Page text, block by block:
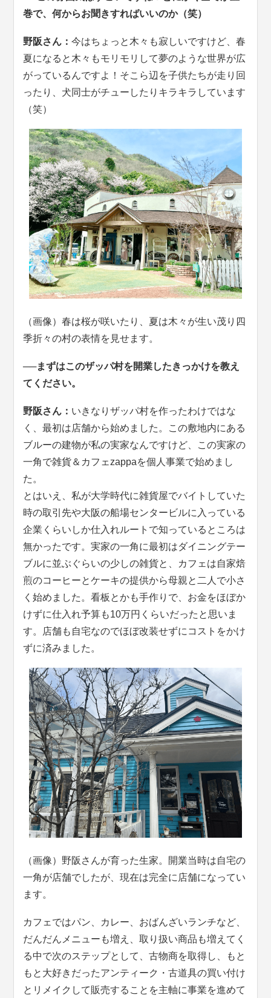
巻で、何からお聞きすればいいのか（笑）
野阪さん：今はちょっと木々も寂しいですけど、春
夏になると木々もモリモリして夢のような世界が広
がっているんですよ！そこら辺を子供たちが走り回
ったり、犬同士がチューしたりキラキラしています
（笑）
（画像）春は桜が咲いたり、夏は木々が生い茂り四
季折々の村の表情を見せます。
──まずはこのザッパ村を開業したきっかけを教え
てください。
野阪さん： いきなりザッパ村を作ったわけではな
く、最初は店舗から始めました。この敷地内にある
ブルーの建物が私の実家なんですけど、この実家の
一角で雑貨＆カフェzappaを個人事業で始めまし
た。
とはいえ、私が大学時代に雑貨屋でバイトしていた
時の取引先や大阪の船場センタービルに入っている
企業くらいしか仕入れルートで知っているところは
無かったです。実家の一角に最初はダイニングテー
ブルに並ぶぐらいの少しの雑貨と、カフェは自家焙
煎のコーヒーとケーキの提供から母親と二人で小さ
く始めました。看板とかも手作りで、お金をほぼか
けずに仕入れ予算も10万円くらいだったと思いま
す。店舗も自宅なのでほぼ改装せずにコストをかけ
ずに済みました。
（画像）野阪さんが育った生家。開業当時は自宅の
一角が店舗でしたが、現在は完全に店舗になってい
ます。
カフェではパン、カレー、おばんざいランチなど、
だんだんメニューも増え、取り扱い商品も増えてく
る中で次のステップとして、古物商を取得し、もと
もと大好きだったアンティーク・古道具の買い付け
とリメイクして販売することを主軸に事業を進めて